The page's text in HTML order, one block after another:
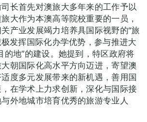
长首先对澳旅大多年来的工作予以
大作为本澳高等院校重要的一员，
产业发展竭力培养具国际视野的“旅
发挥国际化办学优势，参与推进大
的地”的建设。她提到，特区政府将
朝国际化高水平方向迈进，寄望澳
度多元发展带来的新机遇，善用国
在学术上力求创新，深化与国际接
外地城市培育优秀的旅游专业人